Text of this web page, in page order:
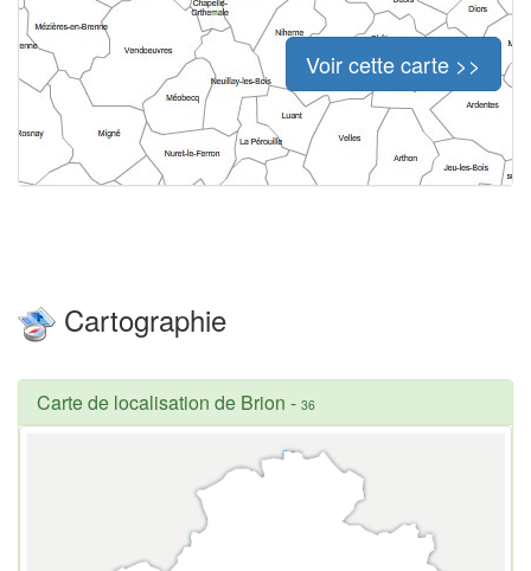
Voir cette carte >>
Cartographie
Carte de localisation de Brion - 36